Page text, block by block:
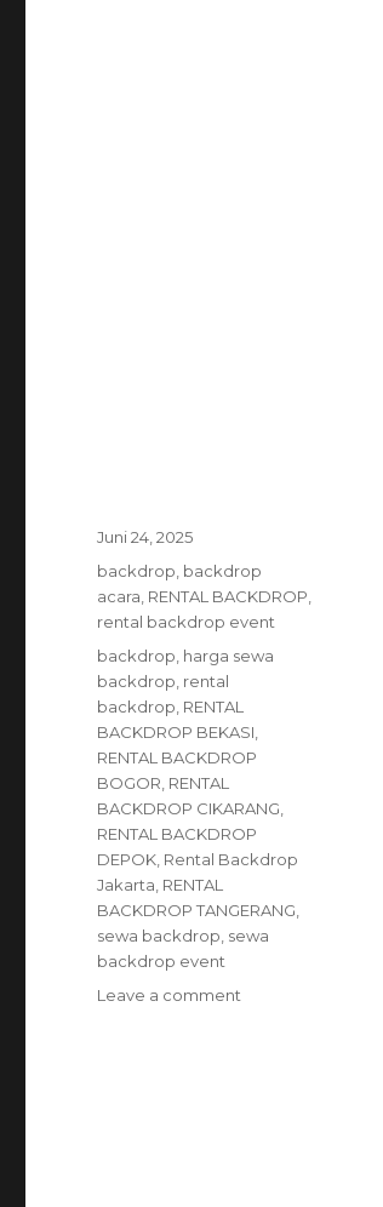
Posted
on
Juni 24, 2025
Categories
backdrop, backdrop
acara, RENTAL BACKDROP,
rental backdrop event
Tags
backdrop, harga sewa
backdrop, rental
backdrop, RENTAL
BACKDROP BEKASI,
RENTAL BACKDROP
BOGOR, RENTAL
BACKDROP CIKARANG,
RENTAL BACKDROP
DEPOK, Rental Backdrop
Jakarta, RENTAL
BACKDROP TANGERANG,
sewa backdrop, sewa
backdrop event
Leave a comment